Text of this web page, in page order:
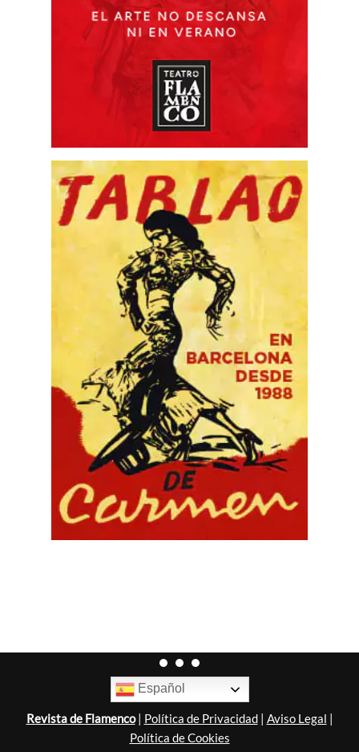
Español
Revista de Flamenco| Política de Privacidad| Aviso Legal |
Política de Cookies